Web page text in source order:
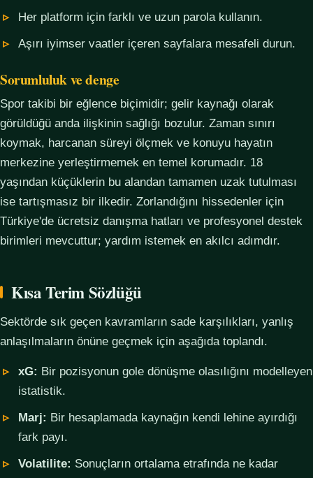
Her platform için farklı ve uzun parola kullanın.
Aşırı iyimser vaatler içeren sayfalara mesafeli durun.
Sorumluluk ve denge
Spor takibi bir eğlence biçimidir; gelir kaynağı olarak
görüldüğü anda ilişkinin sağlığı bozulur. Zaman sınırı
koymak, harcanan süreyi ölçmek ve konuyu hayatın
merkezine yerleştirmemek en temel korumadır. 18
yaşından küçüklerin bu alandan tamamen uzak tutulması
ise tartışmasız bir ilkedir. Zorlandığını hissedenler için
Türkiye'de ücretsiz danışma hatları ve profesyonel destek
birimleri mevcuttur; yardım istemek en akılcı adımdır.
Kısa Terim Sözlüğü
Sektörde sık geçen kavramların sade karşılıkları, yanlış
anlaşılmaların önüne geçmek için aşağıda toplandı.
xG: Bir pozisyonun gole dönüşme olasılığını modelleyen
istatistik.
Marj: Bir hesaplamada kaynağın kendi lehine ayırdığı
fark payı.
Volatilite: Sonuçların ortalama etrafında ne kadar